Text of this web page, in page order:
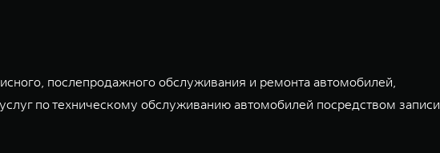
послепродажного обслуживания и ремонта автомобилей,
по техническому обслуживанию автомобилей посредством записи